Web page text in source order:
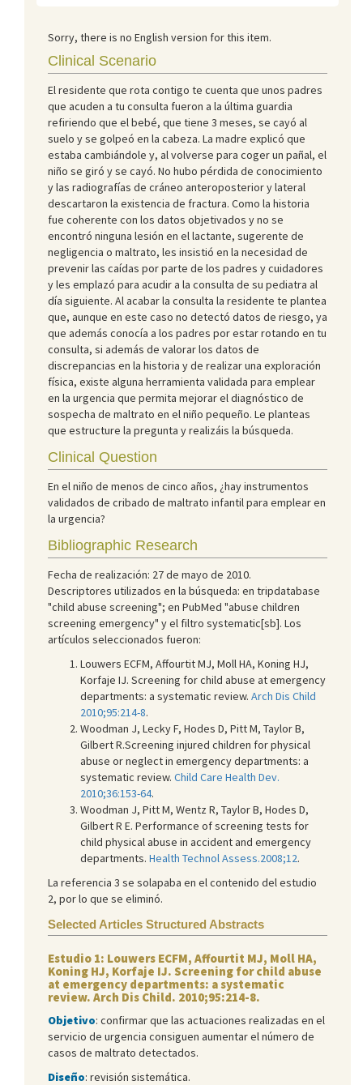
Sorry, there is no English version for this item.
Clinical Scenario
El residente que rota contigo te cuenta que unos padres
que acuden a tu consulta fueron a la última guardia
refiriendo que el bebé, que tiene 3 meses, se cayó al
suelo y se golpeó en la cabeza. La madre explicó que
estaba cambiándole y, al volverse para coger un pañal, el
niño se giró y se cayó. No hubo pérdida de conocimiento
y las radiografías de cráneo anteroposterior y lateral
descartaron la existencia de fractura. Como la historia
fue coherente con los datos objetivados y no se
encontró ninguna lesión en el lactante, sugerente de
negligencia o maltrato, les insistió en la necesidad de
prevenir las caídas por parte de los padres y cuidadores
y les emplazó para acudir a la consulta de su pediatra al
día siguiente. Al acabar la consulta la residente te plantea
que, aunque en este caso no detectó datos de riesgo, ya
que además conocía a los padres por estar rotando en tu
consulta, si además de valorar los datos de
discrepancias en la historia y de realizar una exploración
física, existe alguna herramienta validada para emplear
en la urgencia que permita mejorar el diagnóstico de
sospecha de maltrato en el niño pequeño. Le planteas
que estructure la pregunta y realizáis la búsqueda.
Clinical Question
En el niño de menos de cinco años, ¿hay instrumentos
validados de cribado de maltrato infantil para emplear en
la urgencia?
Bibliographic Research
Fecha de realización: 27 de mayo de 2010.
Descriptores utilizados en la búsqueda: en tripdatabase
"child abuse screening"; en PubMed "abuse children
screening emergency" y el filtro systematic[sb]. Los
artículos seleccionados fueron:
Louwers ECFM, Affourtit MJ, Moll HA, Koning HJ,
Korfaje IJ. Screening for child abuse at emergency
departments: a systematic review. Arch Dis Child
2010;95:214-8.
Woodman J, Lecky F, Hodes D, Pitt M, Taylor B,
Gilbert R.Screening injured children for physical
abuse or neglect in emergency departments: a
systematic review. Child Care Health Dev.
2010;36:153-64.
Woodman J, Pitt M, Wentz R, Taylor B, Hodes D,
Gilbert R E. Performance of screening tests for
child physical abuse in accident and emergency
departments. Health Technol Assess.2008;12.
La referencia 3 se solapaba en el contenido del estudio
2, por lo que se eliminó.
Selected Articles Structured Abstracts
Estudio 1: Louwers ECFM, Affourtit MJ, Moll HA,
Koning HJ, Korfaje IJ. Screening for child abuse
at emergency departments: a systematic
review. Arch Dis Child. 2010;95:214-8.
Objetivo: confirmar que las actuaciones realizadas en el
servicio de urgencia consiguen aumentar el número de
casos de maltrato detectados.
Diseño: revisión sistemática.